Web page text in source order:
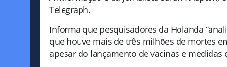
Telegraph.
Informa que pesquisadores da Holanda
que houve mais de três milhões de mortes
apesar do lançamento de vacinas e medidas